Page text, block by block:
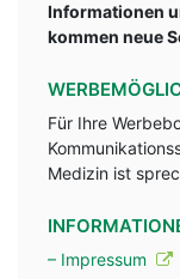
Informationen
kommen neue
Für Ihre
Medizin ist
– Impressum